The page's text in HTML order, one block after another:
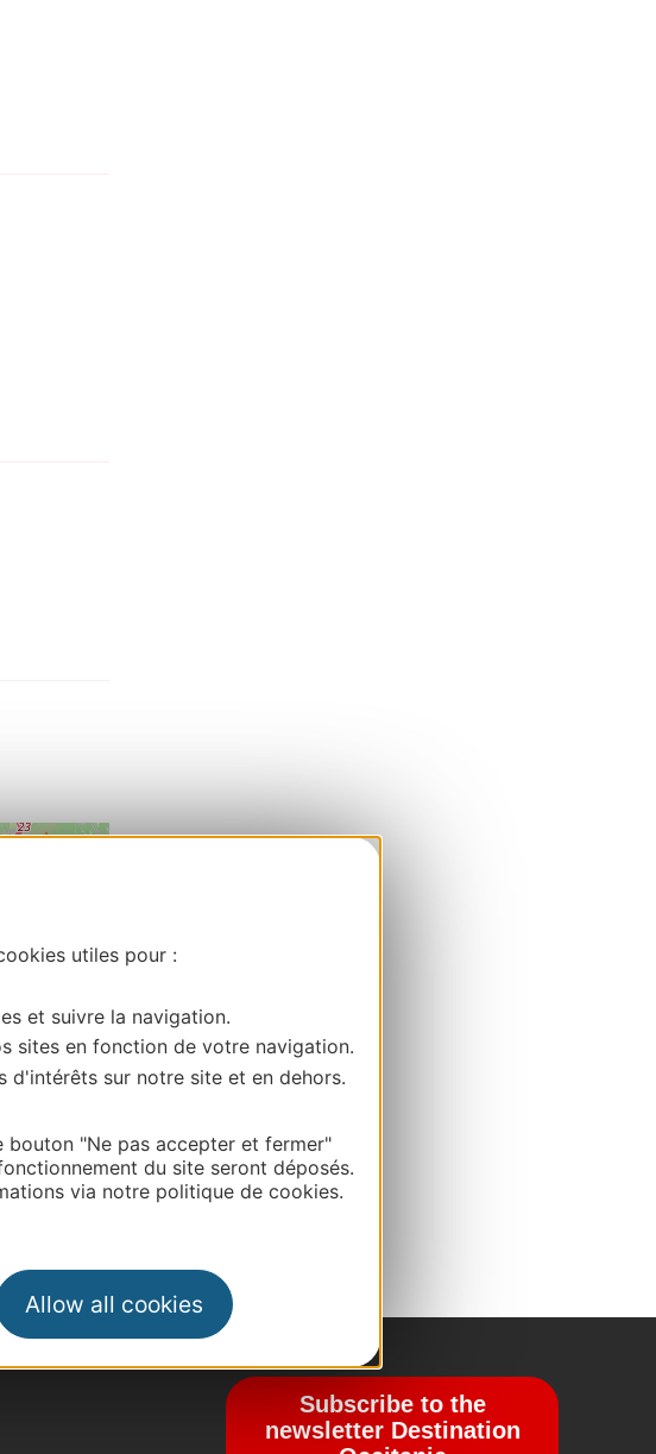
utiles pour :
et suivre la navigation.
sites en fonction de votre navigation.
d'intérêts sur notre site et en dehors.
bouton "Ne pas accepter et fermer"
du site seront déposés.
via notre politique de cookies.
Allow all cookies
contributors
Subscribe to the
newsletter Destination